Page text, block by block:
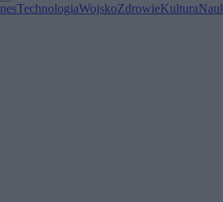
TechnologiaWojskoZdrowieKultura